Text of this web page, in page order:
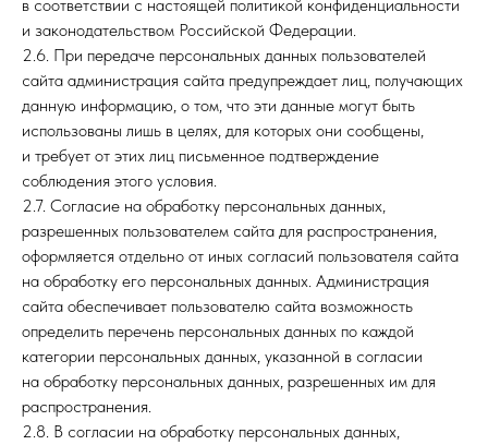
в соответствии с настоящей политикой конфиденциальности
и законодательством Российской Федерации.
2.6. При передаче персональных данных пользователей
сайта администрация сайта предупреждает лиц, получающих
данную информацию, о том, что эти данные могут быть
использованы лишь в целях, для которых они сообщены,
и требует от этих лиц письменное подтверждение
соблюдения этого условия.
2.7. Согласие на обработку персональных данных,
разрешенных пользователем сайта для распространения,
оформляется отдельно от иных согласий пользователя сайта
на обработку его персональных данных. Администрация
сайта обеспечивает пользователю сайта возможность
определить перечень персональных данных по каждой
категории персональных данных, указанной в согласии
на обработку персональных данных, разрешенных им для
распространения.
2.8. В согласии на обработку персональных данных,